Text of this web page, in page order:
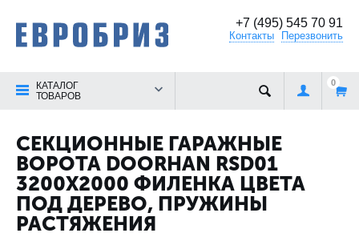
+7 (495) 545 70 91
Контакты Перезвонить
КАТАЛОГ
ТОВАРОВ
0
СЕКЦИОННЫЕ ГАРАЖНЫЕ
ВОРОТА DOORHAN RSD01
3200X2000 ФИЛЕНКА ЦВЕТА
ПОД ДЕРЕВО, ПРУЖИНЫ
РАСТЯЖЕНИЯ